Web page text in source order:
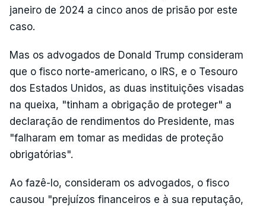
janeiro de 2024 a cinco anos de prisão por este
caso.
Mas os advogados de Donald Trump consideram
que o fisco norte-americano, o IRS, e o Tesouro
dos Estados Unidos, as duas instituições visadas
na queixa, "tinham a obrigação de proteger" a
declaração de rendimentos do Presidente, mas
"falharam em tomar as medidas de proteção
obrigatórias".
Ao fazê-lo, consideram os advogados, o fisco
causou "prejuízos financeiros e à sua reputação,